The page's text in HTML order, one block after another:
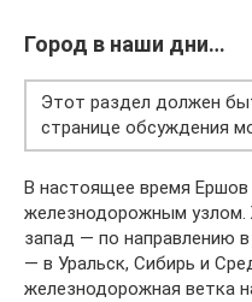
Город в наши дни…
Этот раздел должен
странице обсуждения
В настоящее время Ершов
железнодорожным узлом.
запад — по направлению
— в Уральск, Сибирь и
железнодорожная ветка